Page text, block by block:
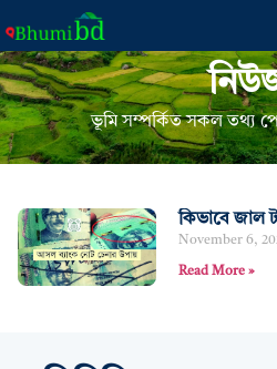
ভূমি সম্পর্কিত সকল তথ্য
কিভাবে জাল
November 6,
Read More »